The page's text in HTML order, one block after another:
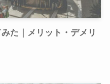
た｜メリット・デメリ